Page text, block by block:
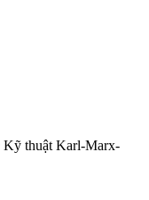
thuật Karl-Marx-